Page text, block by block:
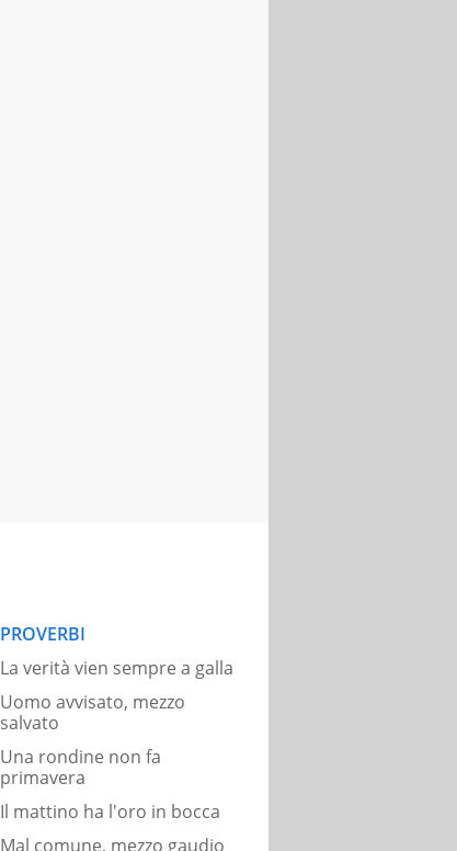
PROVERBI
La verità vien sempre a galla
Uomo avvisato, mezzo
salvato
Una rondine non fa
primavera
Il mattino ha l'oro in bocca
Mal comune, mezzo gaudio